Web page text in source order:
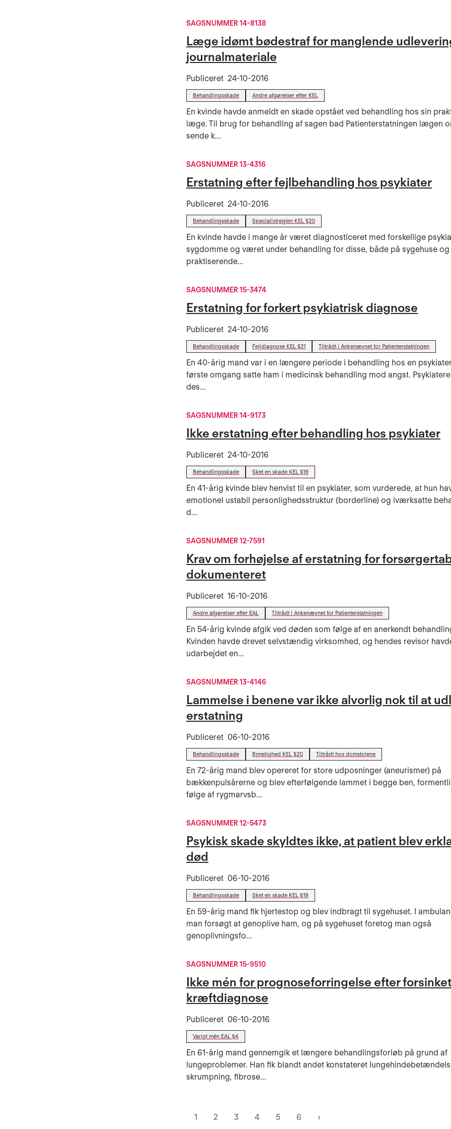
SAGSNUMMER 14-8138
Læge idømt bødestraf for manglende
journalmateriale
Publiceret 24-10-2016
Behandlingsskade Andre afgørelser efter KEL
En kvinde havde anmeldt en skade opstået ved behandling hos sin
læge. Til brug for behandling af sagen bad Patienterstatningen lægen
sende k...
SAGSNUMMER 13-4316
Erstatning efter fejlbehandling hos psykiater
Publiceret 24-10-2016
Behandlingsskade Specialistreglen KEL §20
En kvinde havde i mange år været diagnosticeret med forskellige
sygdomme og været under behandling for disse, både på sygehuse og
praktiserende...
SAGSNUMMER 15-3474
Erstatning for forkert psykiatrisk diagnose
Publiceret 24-10-2016
Behandlingsskade Fejldiagnose KEL §21 Tiltrådt i Ankenævnet for Patienterstatningen
En 40-årig mand var i en længere periode i behandling hos en
første omgang satte ham i medicinsk behandling mod angst.
des...
SAGSNUMMER 14-9173
Ikke erstatning efter behandling hos psykiater
Publiceret 24-10-2016
Behandlingsskade Sket en skade KEL §19
En 41-årig kvinde blev henvist til en psykiater, som vurderede, at hun
emotionel ustabil personlighedsstruktur (borderline) og iværksatte
d...
SAGSNUMMER 12-7591
Krav om forhøjelse af erstatning for
dokumenteret
Publiceret 16-10-2016
Andre afgørelser efter EAL Tiltrådt i Ankenævnet for Patienterstatningen
En 54-årig kvinde afgik ved døden som følge af en anerkendt
Kvinden havde drevet selvstændig virksomhed, og hendes revisor
udarbejdet en...
SAGSNUMMER 13-4146
Lammelse i benene var ikke alvorlig nok til at
erstatning
Publiceret 06-10-2016
Behandlingsskade Rimelighed KEL §20 Tiltrådt hos domstolene
En 72-årig mand blev opereret for store udposninger (aneurismer) på
bækkenpulsårerne og blev efterfølgende lammet i begge ben,
følge af rygmarvsb...
SAGSNUMMER 12-5473
Psykisk skade skyldtes ikke, at patient blev
død
Publiceret 06-10-2016
Behandlingsskade Sket en skade KEL §19
En 59-årig mand fik hjertestop og blev indbragt til sygehuset. I
man forsøgt at genoplive ham, og på sygehuset foretog man også
genoplivningsfo...
SAGSNUMMER 15-9510
Ikke mén for prognoseforringelse efter forsinket
kræftdiagnose
Publiceret 06-10-2016
Varigt mén EAL §4
En 61-årig mand gennemgik et længere behandlingsforløb på grund af
lungeproblemer. Han fik blandt andet konstateret
skrumpning, fibrose...
1 2 3 4 5 6